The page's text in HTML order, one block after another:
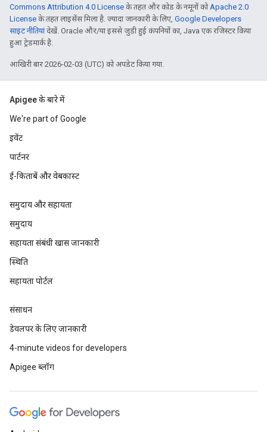
Commons Attribution 4.0 License के तहत और कोड के नमूनों कोApache 2.0
License के तहत लाइसेंस मिला है. ज़्यादा जानकारी के लिए, Google Developers
साइट नीतियांदेखें. Oracle और/या इससे जुड़ी हुई कंपनियों का, Java एक रजिस्टर किया
हुआ ट्रेडमार्क है.
आखिरी बार 2026-02-03 (UTC) को अपडेट किया गया.
Apigee के बारे में
We're part of Google
इवेंट
पार्टनर
ई-किताबें और वेबकास्ट
समुदाय और सहायता
समुदाय
सहायता संबंधी खास जानकारी
स्थिति
सहायता पोर्टल
संसाधन
डेवलपर के लिए जानकारी
4-minute videos for developers
Apigee ब्लॉग